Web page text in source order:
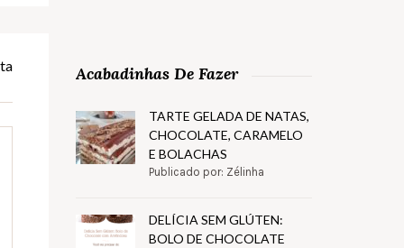
Acabadinhas De Fazer
TARTE GELADA DE NATAS,
CHOCOLATE, CARAMELO
E BOLACHAS
Publicado por: Zélinha
DELÍCIA SEM GLÚTEN:
BOLO DE CHOCOLATE